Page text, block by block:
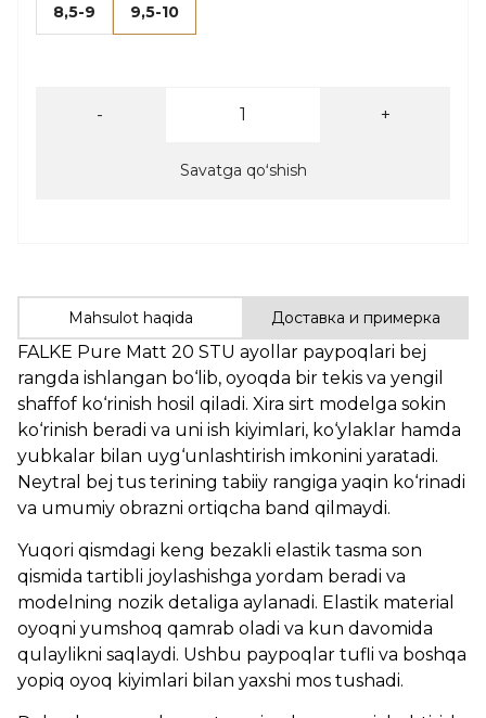
8,5-9 9,5-10
- +
Savatga qoʻshish
Mahsulot haqida Доставка и примерка
FALKE Pure Matt 20 STU ayollar paypoqlari bej
rangda ishlangan bo‘lib, oyoqda bir tekis va yengil
shaffof ko‘rinish hosil qiladi. Xira sirt modelga sokin
ko‘rinish beradi va uni ish kiyimlari, ko‘ylaklar hamda
yubkalar bilan uyg‘unlashtirish imkonini yaratadi.
Neytral bej tus terining tabiiy rangiga yaqin ko‘rinadi
va umumiy obrazni ortiqcha band qilmaydi.
Yuqori qismdagi keng bezakli elastik tasma son
qismida tartibli joylashishga yordam beradi va
modelning nozik detaliga aylanadi. Elastik material
oyoqni yumshoq qamrab oladi va kun davomida
qulaylikni saqlaydi. Ushbu paypoqlar tufli va boshqa
yopiq oyoq kiyimlari bilan yaxshi mos tushadi.